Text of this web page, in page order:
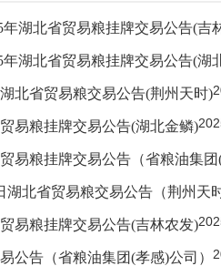
湖北省贸易粮挂牌交易公告(吉
湖北省贸易粮挂牌交易公告(湖
北省贸易粮交易公告(荆州天时)
易粮挂牌交易公告(湖北金鳞)
易粮挂牌交易公告（省粮油集团(
湖北省贸易粮交易公告（荆州天时
易粮挂牌交易公告(吉林农发)
公告（省粮油集团(孝感)公司）